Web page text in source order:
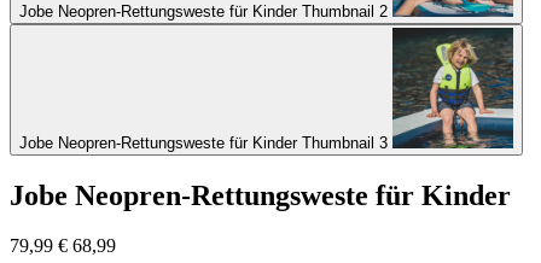
Jobe Neopren-Rettungsweste für Kinder Thumbnail 2
Jobe Neopren-Rettungsweste für Kinder Thumbnail 3
Jobe Neopren-Rettungsweste für Kinder
79,99 € 68,99